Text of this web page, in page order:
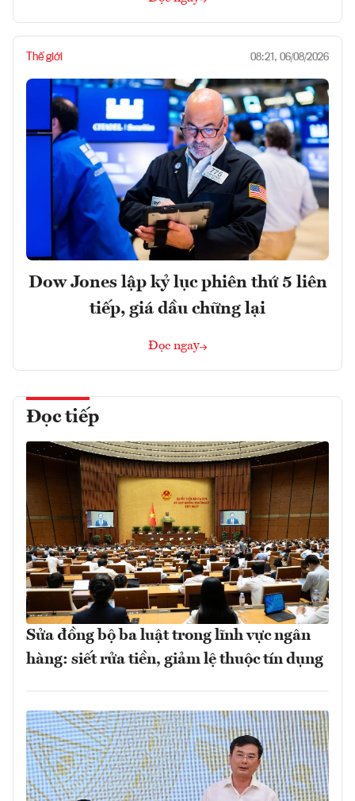
Thế giới 08:21, 06/08/2026
Dow Jones lập kỷ lục phiên thứ 5 liên
tiếp, giá dầu chững lại
Đọc ngay
Đọc tiếp
Sửa đồng bộ ba luật trong lĩnh vực ngân
hàng: siết rửa tiền, giảm lệ thuộc tín dụng